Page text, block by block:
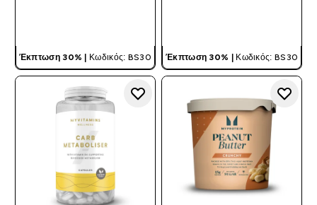
Έκπτωση 30% | Κωδικός: BS30 Έκπτωση 30% | Κωδικός: BS30